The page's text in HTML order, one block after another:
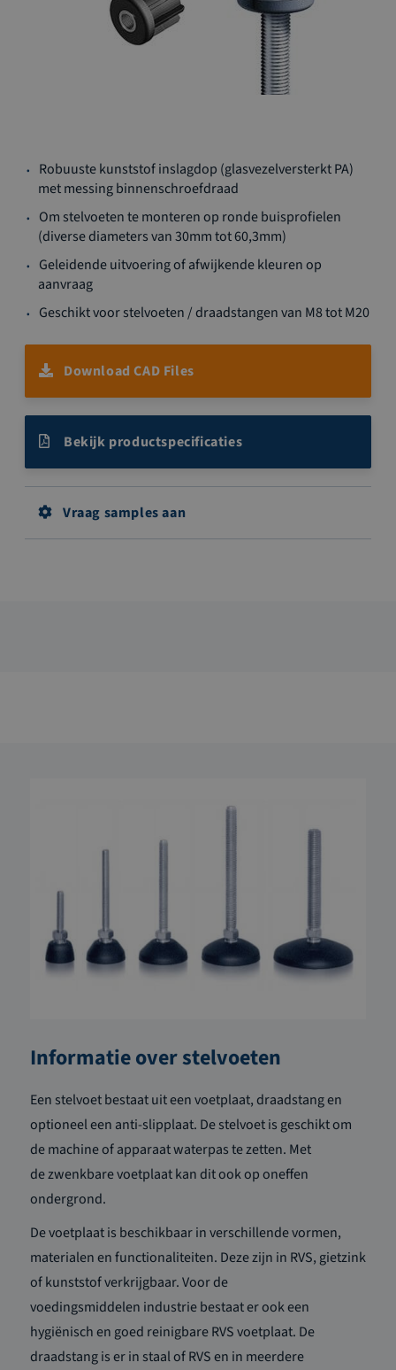
naar
het
begin
van
afbeeldingen-
gallerij
Robuuste kunststof inslagdop (glasvezelversterkt PA)
met messing binnenschroefdraad
Om stelvoeten te monteren op ronde buisprofielen
(diverse diameters van 30mm tot 60,3mm)
Geleidende uitvoering of afwijkende kleuren op
aanvraag
Geschikt voor stelvoeten / draadstangen van M8 tot M20
Download CAD Files
Bekijk productspecificaties
Vraag samples aan
Informatie over stelvoeten
Een stelvoetbestaat uit een voetplaat, draadstang en
optioneel een anti-slipplaat. De stelvoet is geschikt om
de machine of apparaatwaterpas te zetten. Met
dezwenkbarevoetplaat kan dit ook op oneffen
ondergrond.
De voetplaat is beschikbaar inverschillende vormen,
materialen en functionaliteiten. Deze zijn in RVS, gietzink
of kunststof verkrijgbaar.Voor de
voedingsmiddelen industrie bestaat erookeen
hygiënisch en goed reinigbareRVS voetplaat. De
draadstang is er in staal of RVSen in meerdere